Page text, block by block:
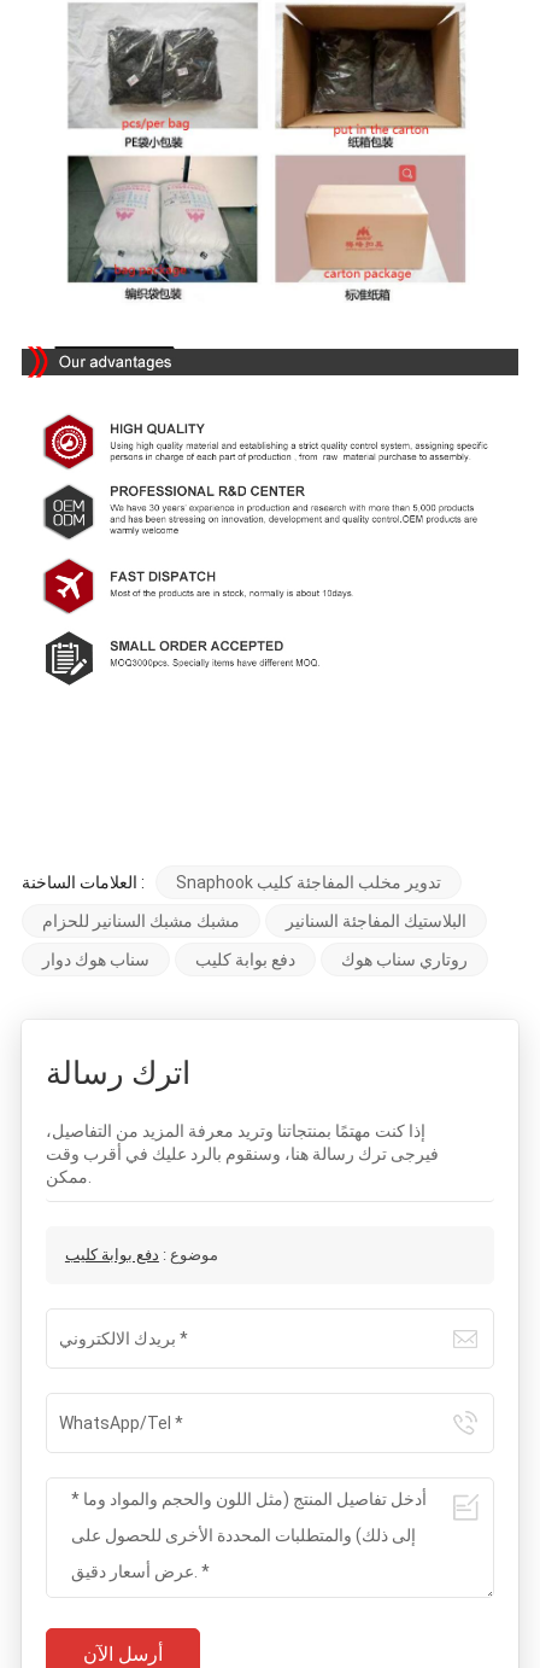
العلامات الساخنة :
Snaphook تدوير مخلب المفاجئة كليب
مشبك مشبك السنانير للحزام
البلاستيك المفاجئة السنانير
سناب هوك دوار
دفع بوابة كليب روتاري سناب هوك
اترك رسالة
إذا كنت مهتمًا بمنتجاتنا وتريد معرفة المزيد من التفاصيل،
فيرجى ترك رسالة هنا، وسنقوم بالرد عليك في أقرب وقت
ممكن.
موضوع : دفع بوابة كليب
أرسل الآن